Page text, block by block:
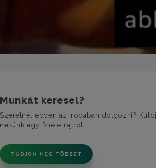
Munkát keresel?
Szeretnél ebben az irodában dolgozni? Küldj
nekünk egy önéletrajzot!
TUDJON MEG TÖBBET